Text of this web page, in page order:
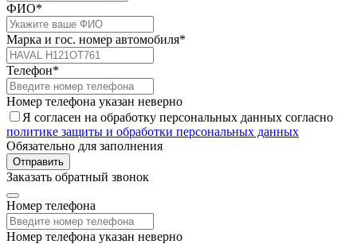
ФИО*
Марка и гос. номер автомобиля*
Телефон*
Номер телефона указан неверно
Я согласен на обработку персональных данных согласно
политике защиты и обработки персональных данных
Обязательно для заполнения
Отправить
Заказать обратный звонок
Номер телефона
Номер телефона указан неверно